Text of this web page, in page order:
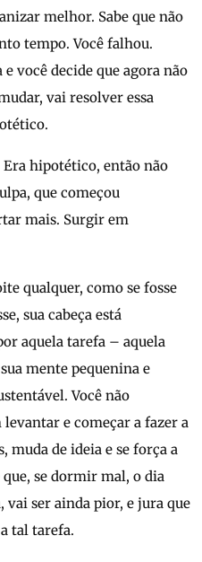
melhor. Sabe que não
tempo. Você falhou.
você decide que agora não
vai resolver essa
Era hipotético, então não
que começou
mais. Surgir em
qualquer, como se fosse
sua cabeça está
aquela tarefa – aquela
mente pequenina e
Você não
e começar a fazer a
muda de ideia e se força a
se dormir mal, o dia
vai ser ainda pior, e jura que
tal tarefa.